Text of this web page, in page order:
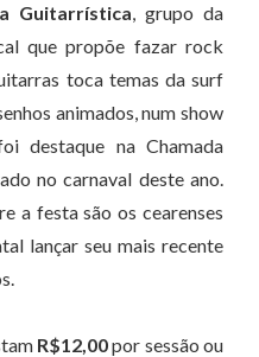
Guitarrística, grupo da
que propõe fazar rock
toca temas da surf
animados, num show
destaque na Chamada
no carnaval deste ano.
a festa são os cearenses
lançar seu mais recente
R$12,00por sessão ou